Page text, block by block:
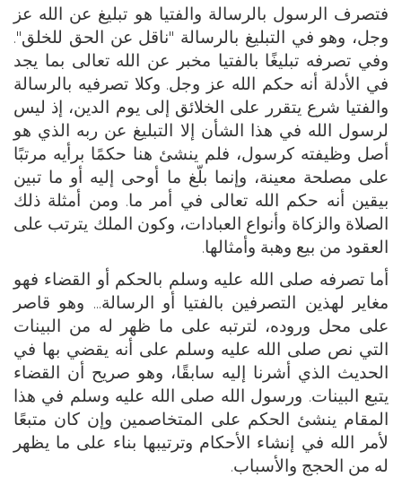
فتصرف الرسول بالرسالة والفتيا هو تبليغ عن الله عز
وجل، وهو في التبليغ بالرسالة "ناقل عن الحق للخلق".
وفي تصرفه تبليغًا بالفتيا مخبر عن الله تعالى بما يجد
في الأدلة أنه حكم الله عز وجل. وكلا تصرفيه بالرسالة
والفتيا شرع يتقرر على الخلائق إلى يوم الدين، إذ ليس
لرسول الله في هذا الشأن إلا التبليغ عن ربه الذي هو
أصل وظيفته كرسول، فلم ينشئ هنا حكمًا برأيه مرتبًا
على مصلحة معينة، وإنما بلّغ ما أوحى إليه أو ما تبين
بيقين أنه حكم الله تعالى في أمر ما. ومن أمثلة ذلك
الصلاة والزكاة وأنواع العبادات، وكون الملك يترتب على
العقود من بيع وهبة وأمثالها.
أما تصرفه صلى الله عليه وسلم بالحكم أو القضاء فهو
مغاير لهذين التصرفين بالفتيا أو الرسالة... وهو قاصر
على محل وروده، لترتبه على ما ظهر له من البينات
التي نص صلى الله عليه وسلم على أنه يقضي بها في
الحديث الذي أشرنا إليه سابقًا، وهو صريح أن القضاء
يتبع البينات. ورسول الله صلى الله عليه وسلم في هذا
المقام ينشئ الحكم على المتخاصمين وإن كان متبعًا
لأمر الله في إنشاء الأحكام وترتيبها بناء على ما يظهر
له من الحجج والأسباب.